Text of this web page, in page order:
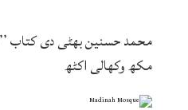
محمد حسنین بھٹی دی کتاب
مکھ وکھالی اکٹھ